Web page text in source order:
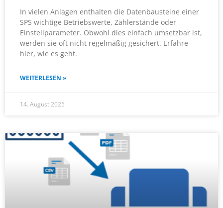
In vielen Anlagen enthalten die Datenbausteine einer
SPS wichtige Betriebswerte, Zählerstände oder
Einstellparameter. Obwohl dies einfach umsetzbar ist,
werden sie oft nicht regelmäßig gesichert. Erfahre
hier, wie es geht.
WEITERLESEN »
14. August 2025